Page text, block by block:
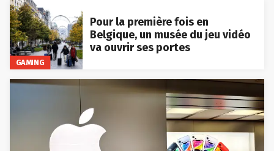
GAMING
Pour la première fois en
Belgique, un musée du jeu vidéo
va ouvrir ses portes